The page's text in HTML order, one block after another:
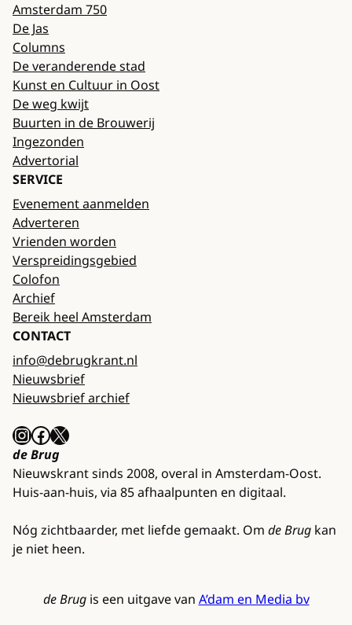
Amsterdam 750
De Jas
Columns
De veranderende stad
Kunst en Cultuur in Oost
De weg kwijt
Buurten in de Brouwerij
Ingezonden
Advertorial
SERVICE
Evenement aanmelden
Adverteren
Vrienden worden
Verspreidingsgebied
Colofon
Archief
Bereik heel Amsterdam
CONTACT
info@debrugkrant.nl
Nieuwsbrief
Nieuwsbrief archief
InstagramFacebook X
de Brug
Nieuwskrant sinds 2008, overal in Amsterdam-Oost.
Huis-aan-huis, via 85 afhaalpunten en digitaal.
Nóg zichtbaarder, met liefde gemaakt. Om de Brug kan
je niet heen.
de Brug is een uitgave van A’dam en Media bv